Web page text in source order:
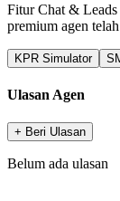
Fitur Chat & Leads
premium agen
KPR Simulator
Ulasan Agen
+ Beri Ulasan
Belum ada ulasan